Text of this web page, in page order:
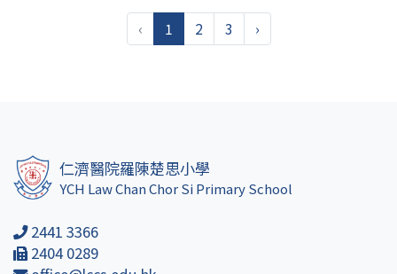
‹ 1 2 3 ›
仁濟醫院羅陳楚思小學
YCH Law Chan Chor Si Primary School
2441 3366
2404 0289